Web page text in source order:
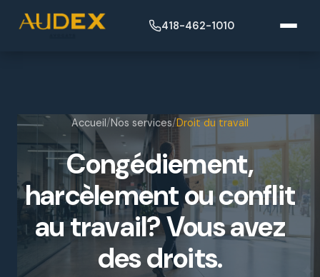
418-462-1010
Accueil/Nos services/Droit du travail
Congédiement,
harcèlement ou conflit
au travail? Vous avez
des droits.